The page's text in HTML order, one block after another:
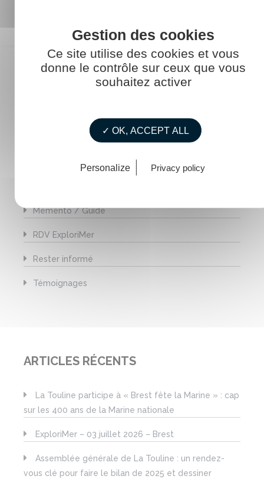
CATÉGORIES
Construire pour l'avenir
La mer au féminin
Mémento / Guide
RDV ExploriMer
Rester informé
Témoignages
ARTICLES RÉCENTS
La Touline participe à « Brest fête la Marine » : cap
sur les 400 ans de la Marine nationale
ExploriMer – 03 juillet 2026 – Brest
Assemblée générale de La Touline : un rendez-
vous clé pour faire le bilan de 2025 et dessiner
Ce site utilise des cookies et vous
donne le contrôle sur ceux que vous
souhaitez activer
✓ OK, ACCEPT ALL
Personalize Privacy policy